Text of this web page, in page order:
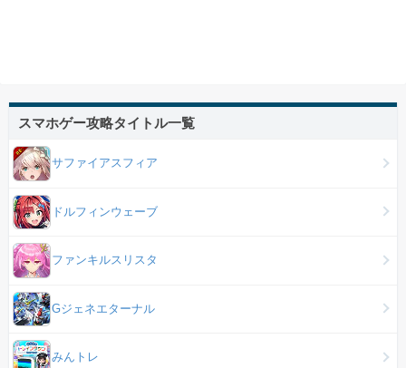
スマホゲー攻略タイトル一覧
サファイアスフィア
ドルフィンウェーブ
ファンキルスリスタ
Gジェネエターナル
みんトレ